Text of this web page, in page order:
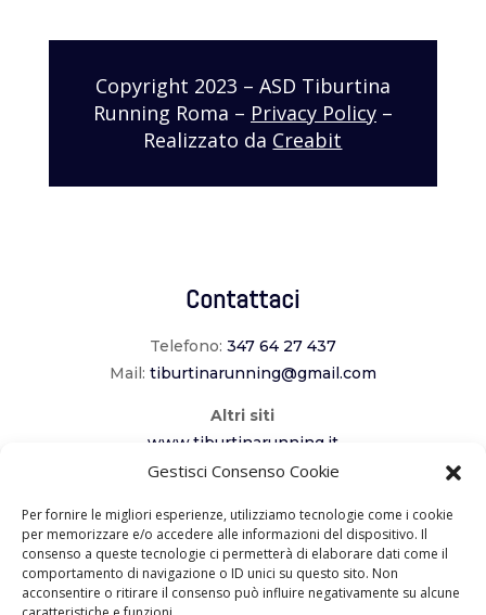
Gestisci Consenso Cookie
Per fornire le migliori esperienze, utilizziamo tecnologie come i cookie
per memorizzare e/o accedere alle informazioni del dispositivo. Il
consenso a queste tecnologie ci permetterà di elaborare dati come il
comportamento di navigazione o ID unici su questo sito. Non
acconsentire o ritirare il consenso può influire negativamente su alcune
Copyright 2023 – ASD Tiburtina
Running Roma – Privacy Policy–
Realizzato da Creabit
Contattaci
Telefono: 347 64 27 437
Mail: tiburtinarunning@gmail.com
Altri siti
www.tiburtinarunning.it
www.corriladuecomuni.it
Seguici